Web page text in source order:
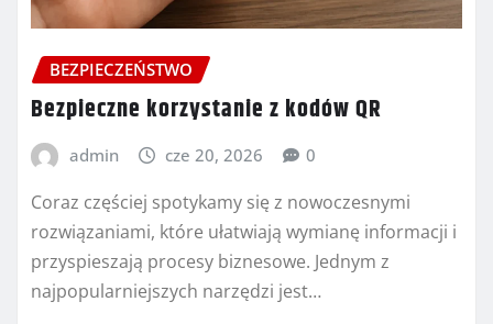
BEZPIECZEŃSTWO
Bezpieczne korzystanie z kodów QR
admin cze 20, 2026 0
Coraz częściej spotykamy się z nowoczesnymi
rozwiązaniami, które ułatwiają wymianę informacji i
przyspieszają procesy biznesowe. Jednym z
najpopularniejszych narzędzi jest…